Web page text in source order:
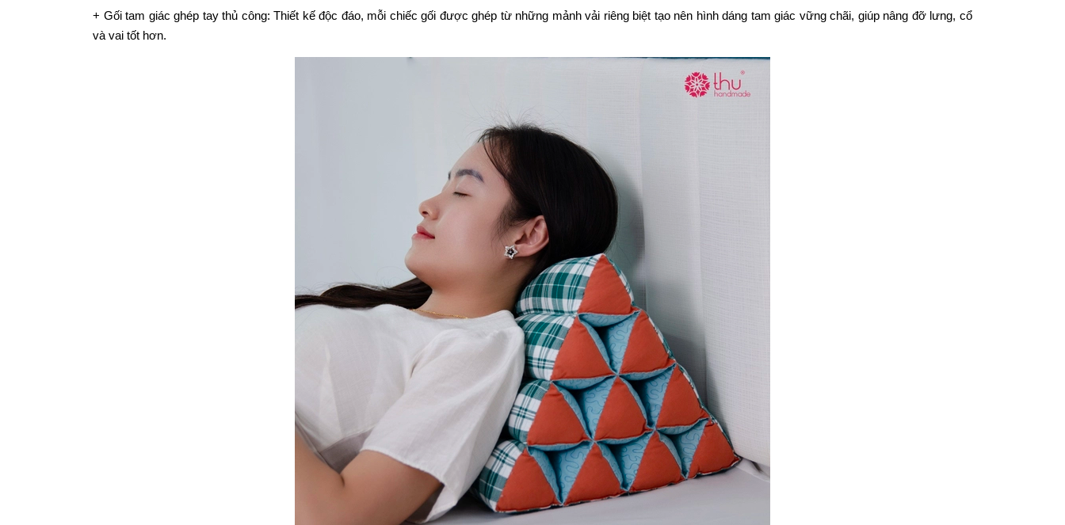
+ Gối tam giác ghép tay thủ công: Thiết kế độc đáo, mỗi chiếc gối được ghép từ những mảnh vải riêng biệt tạo nên hình dáng tam giác vững chãi, giúp nâng đỡ lưng, cổ
và vai tốt hơn.